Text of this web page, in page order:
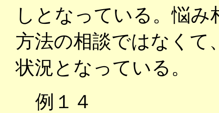
しとなっている。悩
方法の相談ではなくて
状況となっている。
例１４